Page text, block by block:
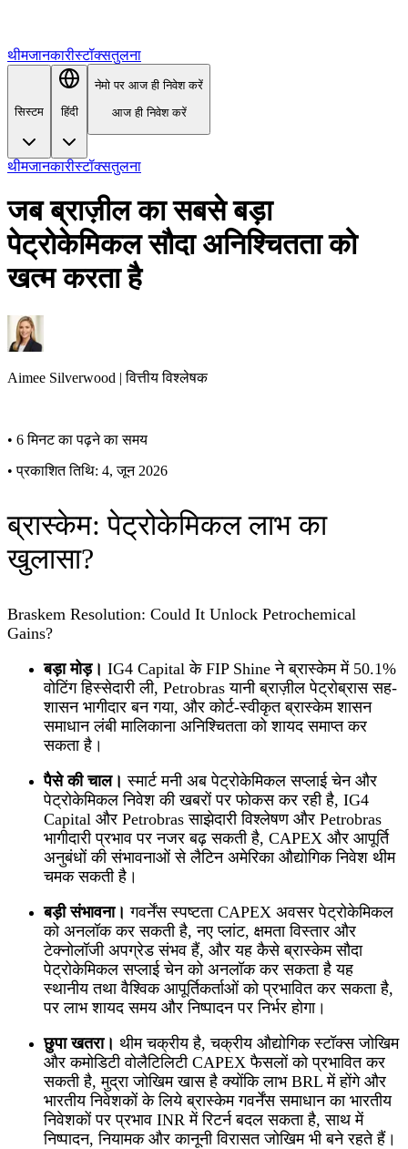
थीमजानकारीस्टॉक्सतुलना
सिस्टम हिंदी
नेमो पर आज ही निवेश करें
आज ही निवेश करें
थीमजानकारीस्टॉक्सतुलना
जब ब्राज़ील का सबसे बड़ा
पेट्रोकेमिकल सौदा अनिश्चितता को
खत्म करता है
Aimee Silverwood |वित्तीय विश्लेषक
• 6 मिनट का पढ़ने का समय
• प्रकाशित तिथि: 4, जून 2026
ब्रास्केम: पेट्रोकेमिकल लाभ का
खुलासा?
Braskem Resolution: Could It Unlock Petrochemical
Gains?
बड़ा मोड़। IG4 Capital के FIP Shine ने ब्रास्केम में 50.1%
वोटिंग हिस्सेदारी ली, Petrobras यानी ब्राज़ील पेट्रोब्रास सह-
शासन भागीदार बन गया, और कोर्ट-स्वीकृत ब्रास्केम शासन
समाधान लंबी मालिकाना अनिश्चितता को शायद समाप्त कर
सकता है।
पैसे की चाल। स्मार्ट मनी अब पेट्रोकेमिकल सप्लाई चेन और
पेट्रोकेमिकल निवेश की खबरों पर फोकस कर रही है, IG4
Capital और Petrobras साझेदारी विश्लेषण और Petrobras
भागीदारी प्रभाव पर नजर बढ़ सकती है, CAPEX और आपूर्ति
अनुबंधों की संभावनाओं से लैटिन अमेरिका औद्योगिक निवेश थीम
चमक सकती है।
बड़ी संभावना। गवर्नेंस स्पष्टता CAPEX अवसर पेट्रोकेमिकल
को अनलॉक कर सकती है, नए प्लांट, क्षमता विस्तार और
टेक्नोलॉजी अपग्रेड संभव हैं, और यह कैसे ब्रास्केम सौदा
पेट्रोकेमिकल सप्लाई चेन को अनलॉक कर सकता है यह
स्थानीय तथा वैश्विक आपूर्तिकर्ताओं को प्रभावित कर सकता है,
पर लाभ शायद समय और निष्पादन पर निर्भर होगा।
छुपा खतरा। थीम चक्रीय है, चक्रीय औद्योगिक स्टॉक्स जोखिम
और कमोडिटी वोलैटिलिटी CAPEX फैसलों को प्रभावित कर
सकती है, मुद्रा जोखिम खास है क्योंकि लाभ BRL में होंगे और
भारतीय निवेशकों के लिये ब्रास्केम गवर्नेंस समाधान का भारतीय
निवेशकों पर प्रभाव INR में रिटर्न बदल सकता है, साथ में
निष्पादन, नियामक और कानूनी विरासत जोखिम भी बने रहते हैं।